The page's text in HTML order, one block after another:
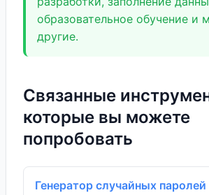
образовательное обучение и
другие.
Связанные
которые вы можете
попробовать
Генератор случайных паролей